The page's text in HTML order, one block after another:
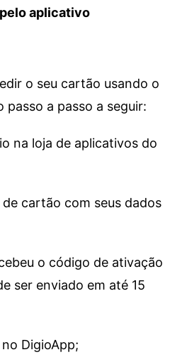
aplicativo
o seu cartão usando o
passo a passo a seguir:
na loja de aplicativos do
cartão com seus dados
o código de ativação
ser enviado em até 15
DigioApp;